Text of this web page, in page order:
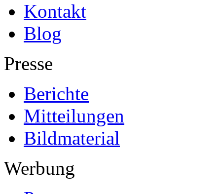
Kontakt
Blog
Presse
Berichte
Mitteilungen
Bildmaterial
Werbung